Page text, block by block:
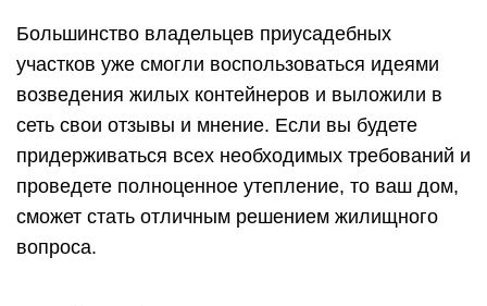
Большинство владельцев приусадебных
участков уже смогли воспользоваться идеями
возведения жилых контейнеров и выложили в
сеть свои отзывы и мнение. Если вы будете
придерживаться всех необходимых требований и
проведете полноценное утепление, то ваш дом,
сможет стать отличным решением жилищного
вопроса.